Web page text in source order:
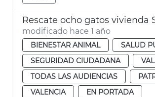
modificado hace 1 año
BIENESTAR ANIMAL
SALUD
SEGURIDAD CIUDADANA
TODAS LAS AUDIENCIAS
VALENCIA
EN PORTADA